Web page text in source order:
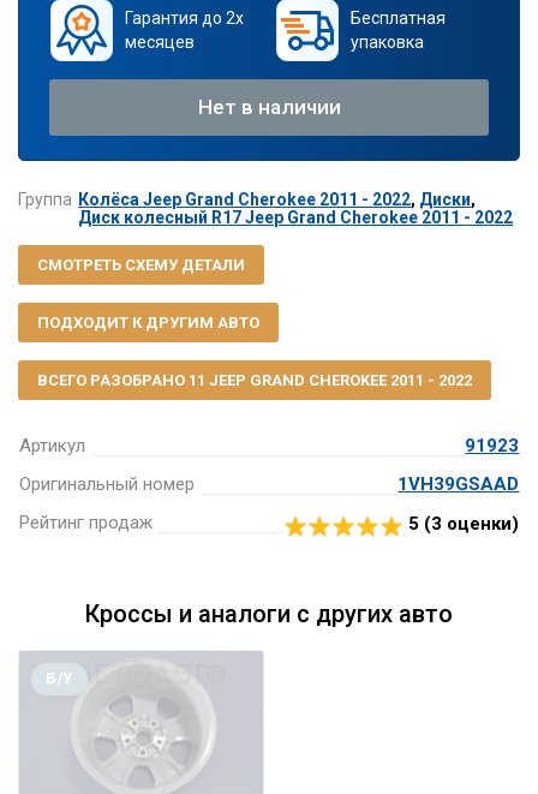
Артикул
91923
Оригинальный номер
1VH39GSAAD
Рейтинг продаж
5 (3 оценки)
Гарантия до 2х
месяцев
Бесплатная
упаковка
Нет в наличии
Группа Колёса Jeep Grand Cherokee 2011 - 2022, Диски,
Диск колесный R17 Jeep Grand Cherokee 2011 - 2022
СМОТРЕТЬ СХЕМУ ДЕТАЛИ
ПОДХОДИТ К ДРУГИМ АВТО
ВСЕГО РАЗОБРАНО 11 JEEP GRAND CHEROKEE 2011 - 2022
Кроссы и аналоги с других авто
Б/У